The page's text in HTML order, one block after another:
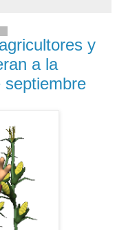
y
a la
septiembre